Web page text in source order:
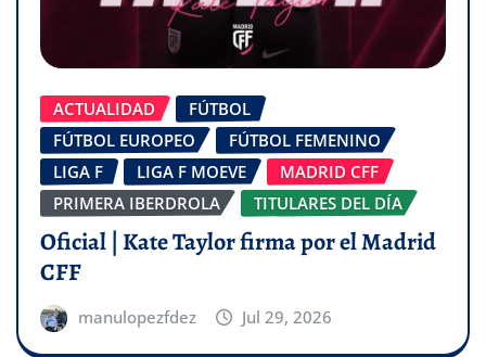
ACTUALIDAD
FÚTBOL
FÚTBOL EUROPEO
FÚTBOL FEMENINO
LIGA F
LIGA F MOEVE
MADRID CFF
PRIMERA IBERDROLA
TITULARES DEL DÍA
Oficial | Kate Taylor firma por el Madrid
CFF
manulopezfdez Jul 29, 2026